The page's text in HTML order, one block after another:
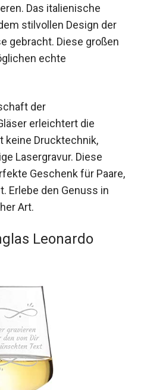
Das italienische
stilvollen Design der
gebracht. Diese großen
echte
der
erleichtert die
keine Drucktechnik,
Lasergravur. Diese
Geschenk für Paare,
Erlebe den Genuss in
Art.
Leonardo